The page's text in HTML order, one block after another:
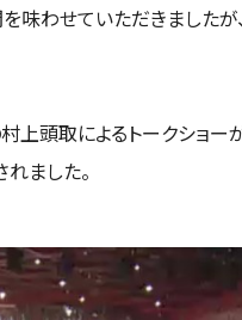
味わせていただきました
上頭取によるトークショー
ました。